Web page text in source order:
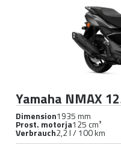
Yamaha NMAX
Dimension1935 mm
Prost. motorja125 cm³
Verbrauch2,2 l / 100 km